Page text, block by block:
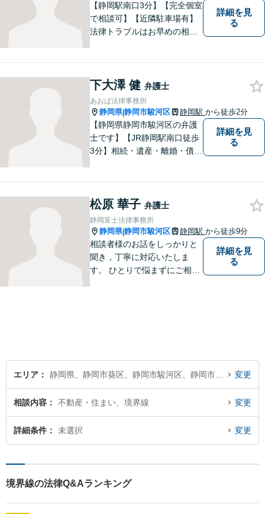
【静岡駅南口3分】【完全個室
で相談可】【近隣駐車場有】
法律トラブルはお早めの相談
境を整えておりますのでぜひ
お気軽にご相談ください。
詳細を見
る
下大澤 健 弁護士
あおば法律事務所
静岡県|静岡市駿河区 静岡駅 から徒歩2分
【静岡県静岡市駿河区の弁護
士です】【JR静岡駅南口徒歩
3分】相続・遺産・離婚・債務
整理など企業に関わる問題を
幅広く取り扱っております。
どうぞお気軽にご相談くださ
い。
詳細を見
る
松原 華子 弁護士
静岡富士法律事務所
静岡県|静岡市駿河区 静岡駅 から徒歩9分
相談者様のお話をしっかりと
聞き，丁寧に対応いたしま
す。 ひとりで悩まずにご相談
詳細を見
る
エリア 変更
相談内容 不動産・住まい、境界線 変更
詳細条件 未選択 変更
境界線の法律Q&Aランキング